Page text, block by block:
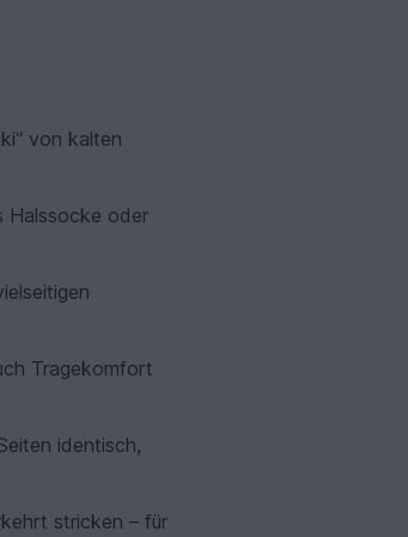
von kalten
Halssocke oder
Tragekomfort
identisch,
stricken – für